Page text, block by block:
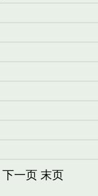
下一页 末页